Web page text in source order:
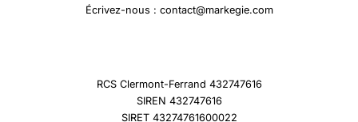
Écrivez-nous : contact@markegie.com
RCS Clermont-Ferrand 432747616
SIREN 432747616
SIRET 43274761600022